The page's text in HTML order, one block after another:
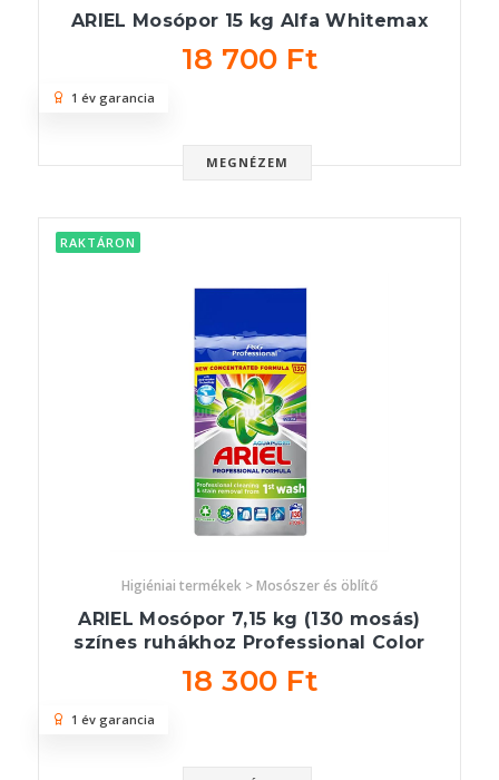
ARIEL Mosópor 15 kg Alfa Whitemax
18 700 Ft
MEGNÉZEM
1 év garancia
RAKTÁRON
Higiéniai termékek > Mosószer és öblítő
ARIEL Mosópor 7,15 kg (130 mosás)
színes ruhákhoz Professional Color
18 300 Ft
1 év garancia